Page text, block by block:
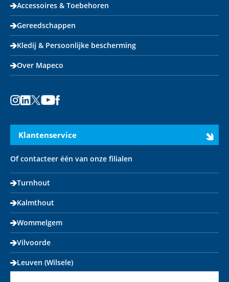
Accessoires & Toebehoren
Gereedschappen
Kledij & Persoonlijke bescherming
Over Mapeco
Klantenservice
Of contacteer één van onze filialen
Turnhout
Kalmthout
Wommelgem
Vilvoorde
Leuven (Wilsele)